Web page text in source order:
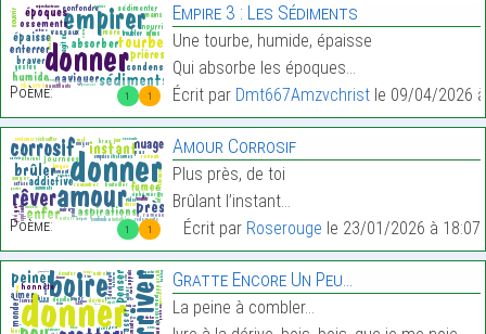
1 1
Poème:
Empire 3 : Les Sédiments
Une tourbe, humide, épaisse
Qui absorbe les époques…
Écrit par Dmt667Amzvchristle 09/04/2026
1 1
Poème:
Amour Corrosif
Plus près, de toi
Brûlant l’instant…
Écrit par Roserouge le 23/01/2026 à 18:07
Gratte Encore Un Peu…
La peine à combler…